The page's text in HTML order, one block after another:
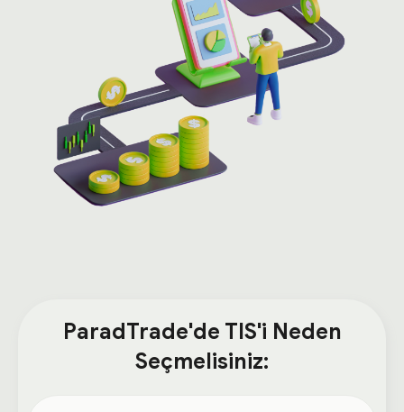
ParadTrade'de TIS'i Neden
Seçmelisiniz: